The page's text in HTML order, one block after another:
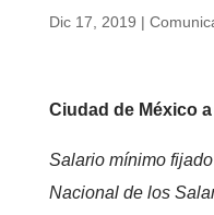
Dic 17, 2019 |
Ciudad de México
Salario mínimo
Nacional de los